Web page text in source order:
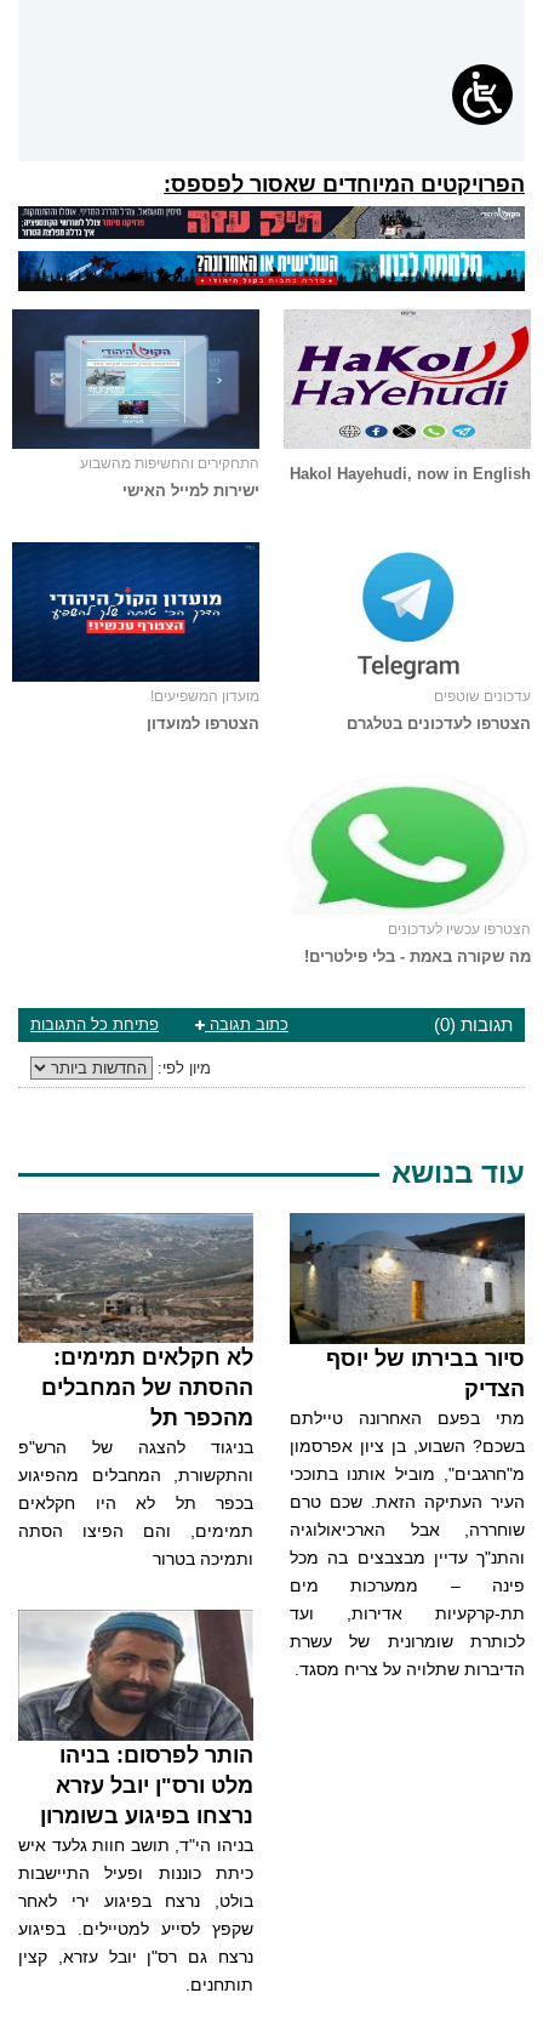
הפרויקטים המיוחדים שאסור לפספס:
Hakol Hayehudi, now in English
התחקירים והחשיפות מהשבוע
ישירות למייל האישי
עדכונים שוטפים
הצטרפו לעדכונים בטלגרם
מועדון המשפיעים!
הצטרפו למועדון
הצטרפו עכשיו לעדכונים
מה שקורה באמת - בלי פילטרים!
תגובות (0) פתיחת כל התגובות כתוב תגובה
מיון לפי:
עוד בנושא
סיור בבירתו של יוסף
הצדיק
מתי בפעם האחרונה טיילתם
בשכם? השבוע, בן ציון אפרסמון
מ"חרגבים", מוביל אותנו בתוככי
העיר העתיקה הזאת. שכם טרם
שוחררה, אבל הארכיאולוגיה
והתנ"ך עדיין מבצבצים בה מכל
פינה – ממערכות מים
תת-קרקעיות אדירות, ועד
לכותרת שומרונית של עשרת
הדיברות שתלויה על צריח מסגד.
לא חקלאים תמימים:
ההסתה של המחבלים
מהכפר תל
בניגוד להצגה של הרש"פ
והתקשורת, המחבלים מהפיגוע
בכפר תל לא היו חקלאים
תמימים, והם הפיצו הסתה
ותמיכה בטרור
הותר לפרסום: בניהו
מלט ורס"ן יובל עזרא
נרצחו בפיגוע בשומרון
בניהו הי"ד, תושב חוות גלעד איש
כיתת כוננות ופעיל התיישבות
בולט, נרצח בפיגוע ירי לאחר
שקפץ לסייע למטיילים. בפיגוע
נרצח גם רס"ן יובל עזרא, קצין
תותחנים.